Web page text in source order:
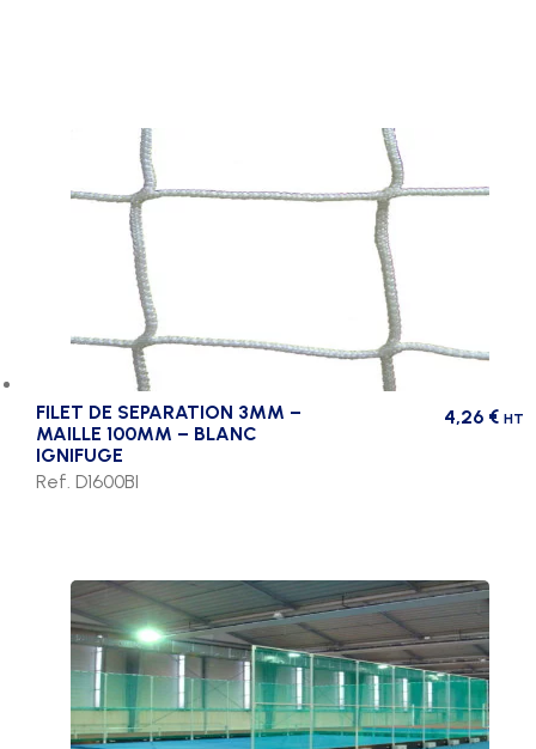
FILET DE SEPARATION 3MM –
MAILLE 100MM – BLANC
IGNIFUGE
4,26 € HT
Ref. D1600BI